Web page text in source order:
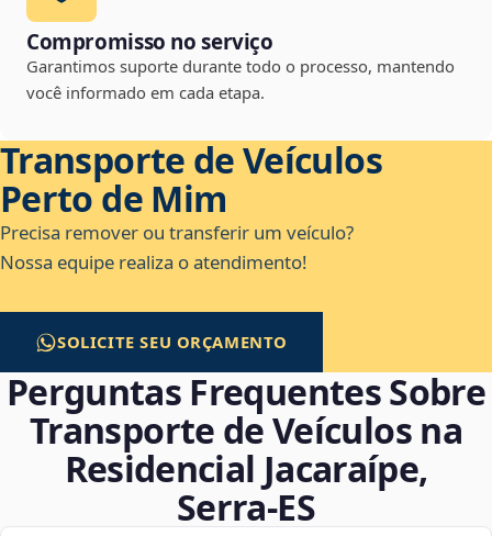
Compromisso no serviço
Garantimos suporte durante todo o processo, mantendo
você informado em cada etapa.
Transporte de Veículos
Perto de Mim
Precisa remover ou transferir um veículo?
Nossa equipe realiza o atendimento!
SOLICITE SEU ORÇAMENTO
Perguntas Frequentes Sobre
Transporte de Veículos na
Residencial Jacaraípe,
Serra‑ES